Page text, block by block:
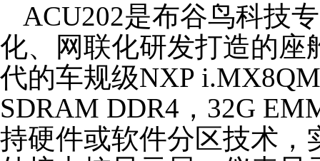
ACU202是布谷鸟科技
化、网联化研发打造的座
代的车规级NXP
SDRAM DDR4，32G
持硬件或软件分区技术，